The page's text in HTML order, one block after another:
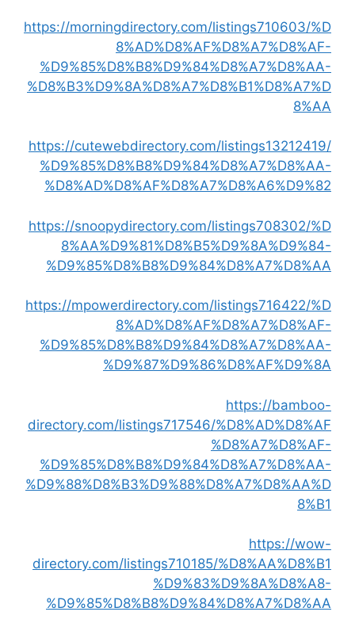
https://morningdirectory.com/listings710603/%D
8%AD%D8%AF%D8%A7%D8%AF-
%D9%85%D8%B8%D9%84%D8%A7%D8%AA-
%D8%B3%D9%8A%D8%A7%D8%B1%D8%A7%D
8%AA
https://cutewebdirectory.com/listings13212419/
%D9%85%D8%B8%D9%84%D8%A7%D8%AA-
%D8%AD%D8%AF%D8%A7%D8%A6%D9%82
https://snoopydirectory.com/listings708302/%D
8%AA%D9%81%D8%B5%D9%8A%D9%84-
%D9%85%D8%B8%D9%84%D8%A7%D8%AA
https://mpowerdirectory.com/listings716422/%D
8%AD%D8%AF%D8%A7%D8%AF-
%D9%85%D8%B8%D9%84%D8%A7%D8%AA-
%D9%87%D9%86%D8%AF%D9%8A
https://bamboo-
directory.com/listings717546/%D8%AD%D8%AF
%D8%A7%D8%AF-
%D9%85%D8%B8%D9%84%D8%A7%D8%AA-
%D9%88%D8%B3%D9%88%D8%A7%D8%AA%D
8%B1
https://wow-
directory.com/listings710185/%D8%AA%D8%B1
%D9%83%D9%8A%D8%A8-
%D9%85%D8%B8%D9%84%D8%A7%D8%AA